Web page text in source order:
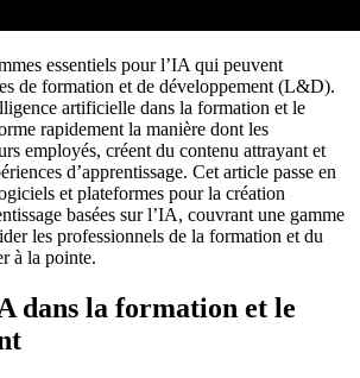
essentiels pour l’IA qui peuvent
de formation et de développement (L&D).
artificielle dans la formation et le
rapidement la manière dont les
employés, créent du contenu attrayant et
d’apprentissage. Cet article passe en
et plateformes pour la création
basées sur l’IA, couvrant une gamme
les professionnels de la formation et du
à la pointe.
dans la formation et le